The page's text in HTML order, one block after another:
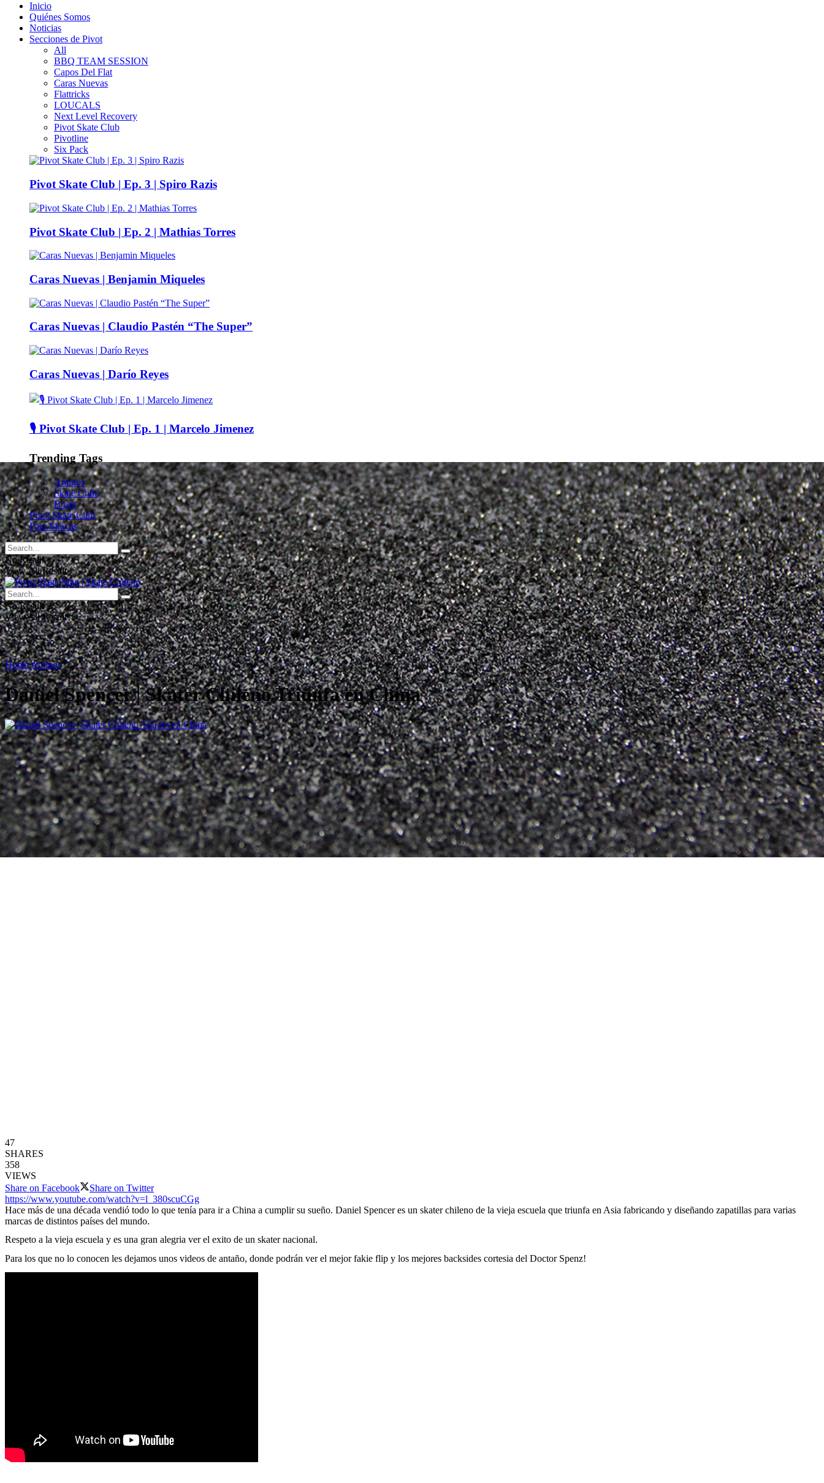
Inicio
Quiénes Somos
Noticias
Secciones de Pivot
All
BBQ TEAM SESSION
Capos Del Flat
Caras Nuevas
Flattricks
LOUCALS
Next Level Recovery
Pivot Skate Club
Pivotline
Six Pack
Pivot Skate Club | Ep. 3 | Spiro Razis
Pivot Skate Club | Ep. 2 | Mathias Torres
Caras Nuevas | Benjamin Miqueles
Caras Nuevas | Claudio Pastén “The Super”
Caras Nuevas | Darío Reyes
🎙️ Pivot Skate Club | Ep. 1 | Marcelo Jimenez
Trending Tags
Amigos
Skate Chile
Busta
Pivot Skate Club
Para Marcas
No Result
View All Result
No Result
View All Result
HomeAmigos
Daniel Spencer | Skater Chileno Triunfa en China
47
SHARES
358
VIEWS
Share on Facebook
Share on Twitter
https://www.youtube.com/watch?v=l_380scuCGg
Hace más de una década vendió todo lo que tenía para ir a China a cumplir su sueño. Daniel Spencer es un skater chileno de la vieja escuela que triunfa en Asia fabricando y diseñando zapatillas para varias
marcas de distintos países del mundo.
Respeto a la vieja escuela y es una gran alegria ver el exito de un skater nacional.
Para los que no lo conocen les dejamos unos videos de antaño, donde podrán ver el mejor fakie flip y los mejores backsides cortesia del Doctor Spenz!